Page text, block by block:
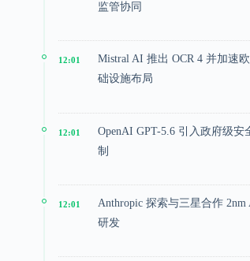
监管协同
12:01
Mistral AI 推出 OCR 4 并加速
础设施布局
12:01
OpenAI GPT-5.6 引入政府级安
制
12:01
Anthropic 探索与三星合作 2nm
研发